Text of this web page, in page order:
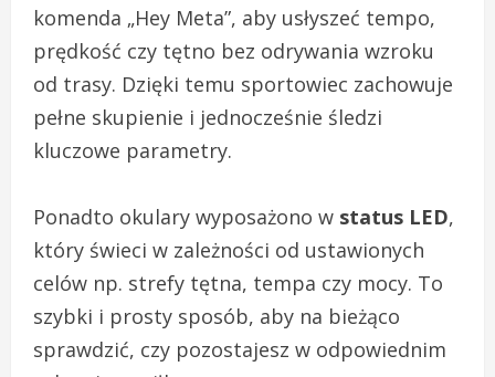
komenda „Hey Meta”, aby usłyszeć tempo,
prędkość czy tętno bez odrywania wzroku
od trasy. Dzięki temu sportowiec zachowuje
pełne skupienie i jednocześnie śledzi
kluczowe parametry.
Ponadto okulary wyposażono w status LED,
który świeci w zależności od ustawionych
celów np. strefy tętna, tempa czy mocy. To
szybki i prosty sposób, aby na bieżąco
sprawdzić, czy pozostajesz w odpowiednim